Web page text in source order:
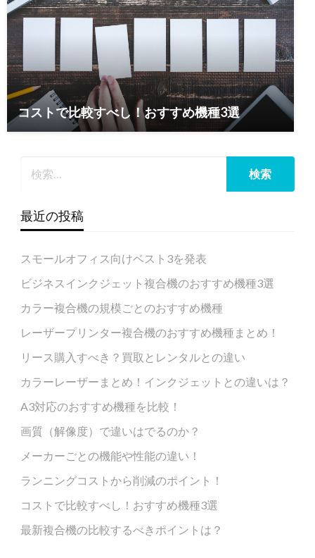
コストで比較すべし！おすすめ機種3選
最近の投稿
スモールオフィス向けベスト3を発表
ビジネスインクジェット複合機のおすすめ機種3選
カラー複合機の規模ごとのおすすめ機種
レーザープリンター複合機のおすすめ機種まとめ！
リース購入すべき？買取とレンタルとの違い
カラーレーザーまとめ！インクジェットとの違いは？
A3対応のおすすめ機種を比較！
画質（解像度）で違いはでるのか？
メーカーごとの機能や性能の違い！
ランニングコストから削減のポイント！
コストで比較すべし！おすすめ機種3選
最新複合機の比較するべきポイントは？